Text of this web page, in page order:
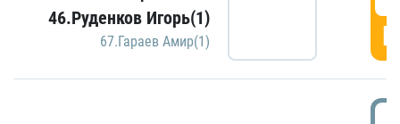
46.Руденков Игорь(1)
67.Гараев Амир(1)